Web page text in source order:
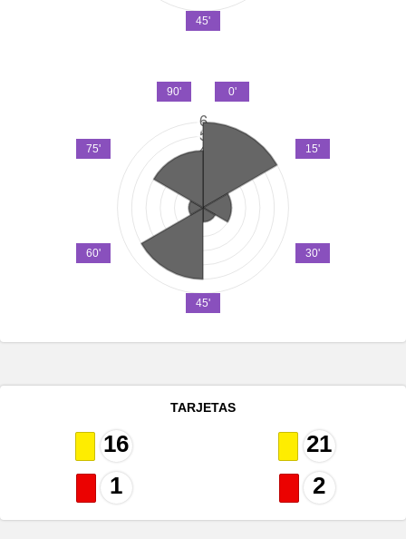
45'
0'
15'
30'
45'
60'
75'
90'
TARJETAS
16
1
21
2